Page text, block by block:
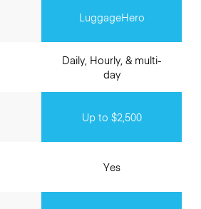
LuggageHero
Daily, Hourly, & multi-
day
Up to $2,500
Yes